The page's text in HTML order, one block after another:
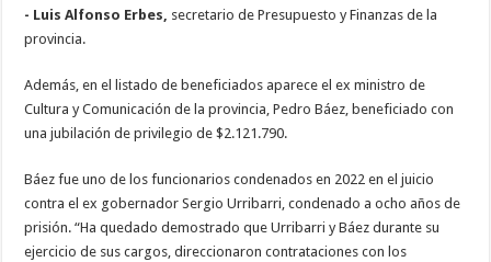
- Luis Alfonso Erbes, secretario de Presupuesto y Finanzas de la
provincia.
Además, en el listado de beneficiados aparece el ex ministro de
Cultura y Comunicación de la provincia, Pedro Báez, beneficiado con
una jubilación de privilegio de $2.121.790.
Báez fue uno de los funcionarios condenados en 2022 en el juicio
contra el ex gobernador Sergio Urribarri, condenado a ocho años de
prisión. “Ha quedado demostrado que Urribarri y Báez durante su
ejercicio de sus cargos, direccionaron contrataciones con los